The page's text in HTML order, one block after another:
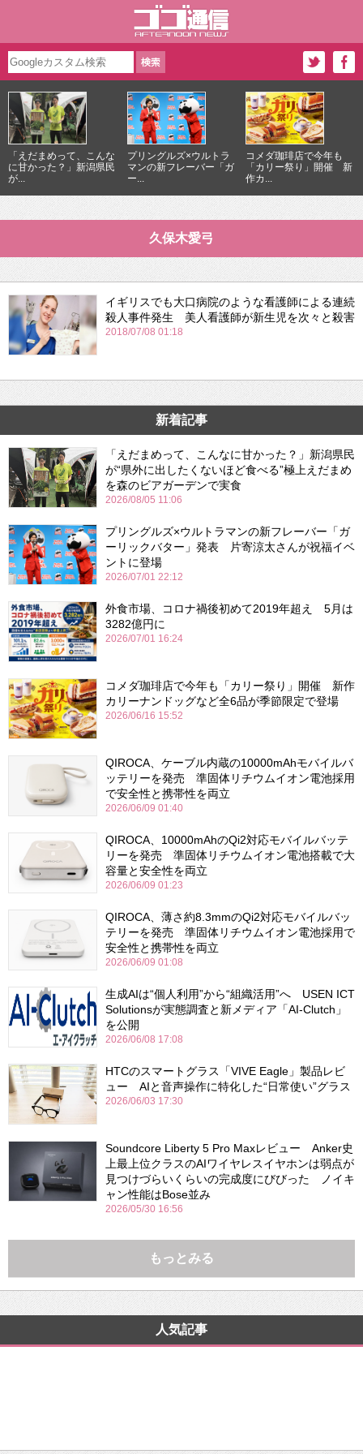
「えだまめって、こんな
に甘かった？」新潟県民
が...
プリングルズ×ウルトラ
マンの新フレーバー「ガ
ー...
コメダ珈琲店で今年も
「カリー祭り」開催 新
作カ...
久保木愛弓
イギリスでも大口病院のような看護師による連続
殺人事件発生 美人看護師が新生児を次々と殺害
2018/07/08 01:18
新着記事
「えだまめって、こんなに甘かった？」新潟県民
が“県外に出したくないほど食べる”極上えだまめ
を森のビアガーデンで実食
2026/08/05 11:06
プリングルズ×ウルトラマンの新フレーバー「ガ
ーリックバター」発表 片寄涼太さんが祝福イベ
ントに登場
2026/07/01 22:12
外食市場、コロナ禍後初めて2019年超え 5月は
3282億円に
2026/07/01 16:24
コメダ珈琲店で今年も「カリー祭り」開催 新作
カリーナンドッグなど全6品が季節限定で登場
2026/06/16 15:52
QIROCA、ケーブル内蔵の10000mAhモバイルバ
ッテリーを発売 準固体リチウムイオン電池採用
で安全性と携帯性を両立
2026/06/09 01:40
QIROCA、10000mAhのQi2対応モバイルバッテ
リーを発売 準固体リチウムイオン電池搭載で大
容量と安全性を両立
2026/06/09 01:23
QIROCA、薄さ約8.3mmのQi2対応モバイルバッ
テリーを発売 準固体リチウムイオン電池採用で
安全性と携帯性を両立
2026/06/09 01:08
生成AIは“個人利用”から“組織活用”へ USEN ICT
Solutionsが実態調査と新メディア「AI-Clutch」
を公開
2026/06/08 17:08
HTCのスマートグラス「VIVE Eagle」製品レビ
ュー AIと音声操作に特化した“日常使い”グラス
2026/06/03 17:30
Soundcore Liberty 5 Pro Maxレビュー Anker史
上最上位クラスのAIワイヤレスイヤホンは弱点が
見つけづらいくらいの完成度にびびった ノイキ
ャン性能はBose並み
2026/05/30 16:56
もっとみる
人気記事